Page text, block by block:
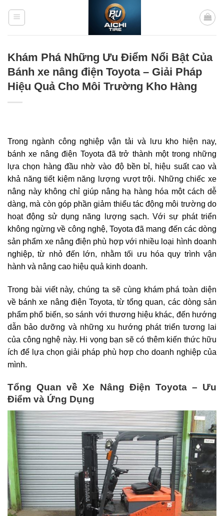
Khám Phá Những Ưu Điểm Nổi Bật Của
Bánh xe nâng điện Toyota – Giải Pháp
Hiệu Quả Cho Môi Trường Kho Hàng
Trong ngành công nghiệp vận tải và lưu kho hiện nay,
bánh xe nâng điện Toyota đã trở thành một trong những
lựa chọn hàng đầu nhờ vào độ bền bỉ, hiệu suất cao và
khả năng tiết kiệm năng lượng vượt trội. Những chiếc xe
nâng này không chỉ giúp nâng hạ hàng hóa một cách dễ
dàng, mà còn góp phần giảm thiểu tác động môi trường do
hoạt động sử dụng năng lượng sạch. Với sự phát triển
không ngừng về công nghệ, Toyota đã mang đến các dòng
sản phẩm xe nâng điện phù hợp với nhiều loại hình doanh
nghiệp, từ nhỏ đến lớn, nhằm tối ưu hóa quy trình vận
hành và nâng cao hiệu quả kinh doanh.
Trong bài viết này, chúng ta sẽ cùng khám phá toàn diện
về bánh xe nâng điện Toyota, từ tổng quan, các dòng sản
phẩm phổ biến, so sánh với thương hiệu khác, đến hướng
dẫn bảo dưỡng và những xu hướng phát triển tương lai
của công nghệ này. Hi vọng bạn sẽ có thêm kiến thức hữu
ích để lựa chọn giải pháp phù hợp cho doanh nghiệp của
mình.
Tổng Quan về Xe Nâng Điện Toyota – Ưu
Điểm và Ứng Dụng